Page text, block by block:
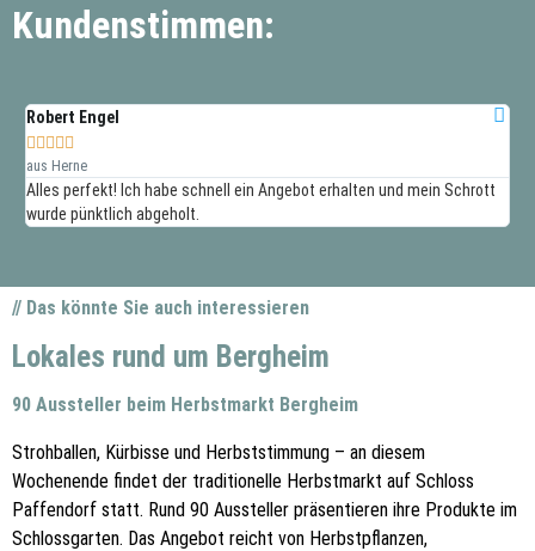
Kundenstimmen:
Robert Engel

aus Herne
Alles perfekt! Ich habe schnell ein Angebot erhalten und mein Schrott
wurde pünktlich abgeholt.
// Das könnte Sie auch interessieren
Lokales rund um Bergheim
90 Aussteller beim Herbstmarkt Bergheim
Strohballen, Kürbisse und Herbststimmung – an diesem
Wochenende findet der traditionelle Herbstmarkt auf Schloss
Paffendorf statt. Rund 90 Aussteller präsentieren ihre Produkte im
Schlossgarten. Das Angebot reicht von Herbstpflanzen,